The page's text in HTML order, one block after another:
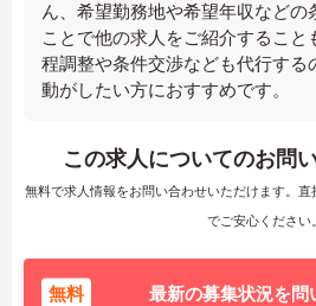
ん、希望勤務地や希望年収などの
ことで他の求人をご紹介すること
程調整や条件交渉なども代行する
動がしたい方におすすめです。
この求人についてのお問
無料で求人情報をお問い合わせいただけます。
でご安心ください。
無料 最新の募集状況を問